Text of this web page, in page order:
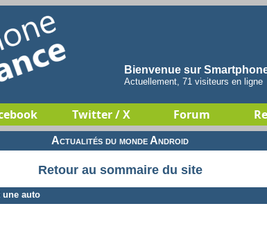
Bienvenue sur
Actuellement, 71 visiteurs en ligne
Twitter / X Forum
Actualités du monde Android
Retour au sommaire du site
auto